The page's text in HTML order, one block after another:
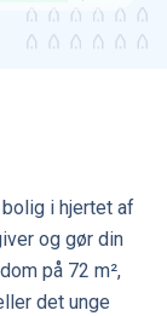
i hjertet af
og gør din
på 72 m²,
det unge